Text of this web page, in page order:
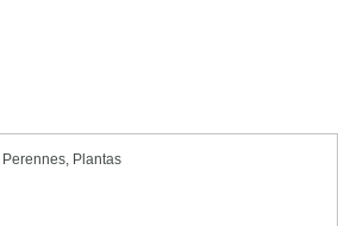
Perennes, Plantas